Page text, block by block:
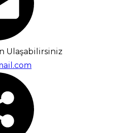
Ulaşabilirsiniz